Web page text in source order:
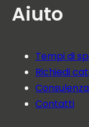
Aiuto
Tempi di
Richiedi
Contatti